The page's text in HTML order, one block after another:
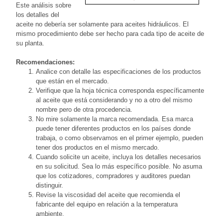
Este análisis sobre
los detalles del
aceite no debería ser solamente para aceites hidráulicos. El
mismo procedimiento debe ser hecho para cada tipo de aceite de
su planta.
Recomendaciones:
Analice con detalle las especificaciones de los productos
que están en el mercado.
Verifique que la hoja técnica corresponda específicamente
al aceite que está considerando y no a otro del mismo
nombre pero de otra procedencia.
No mire solamente la marca recomendada. Esa marca
puede tener diferentes productos en los países donde
trabaja, o como observamos en el primer ejemplo, pueden
tener dos productos en el mismo mercado.
Cuando solicite un aceite, incluya los detalles necesarios
en su solicitud. Sea lo más específico posible. No asuma
que los cotizadores, compradores y auditores puedan
distinguir.
Revise la viscosidad del aceite que recomienda el
fabricante del equipo en relación a la temperatura
ambiente.